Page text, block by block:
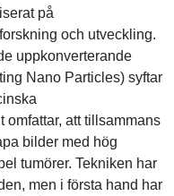
på
och utveckling.
uppkonverterande
Nano Particles) syftar
omfattar, att tillsammans
bilder med hög
tumörer. Tekniken har
men i första hand har